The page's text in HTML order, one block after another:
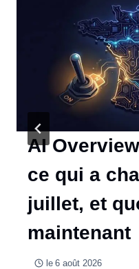
AI
ce qui a
juillet, et
maintenant
le 6 août 2026